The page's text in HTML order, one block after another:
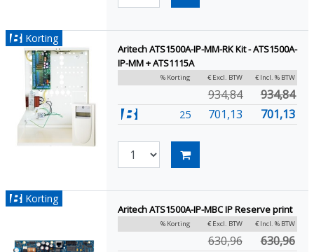
Korting
Aritech ATS1500A-IP-MM-RK Kit - ATS1500A-
IP-MM + ATS1115A
% Korting € Excl. BTW € Incl. % BTW
934,84 934,84
25 701,13 701,13
Korting
Aritech ATS1500A-IP-MBC IP Reserve print
% Korting € Excl. BTW € Incl. % BTW
630,96 630,96